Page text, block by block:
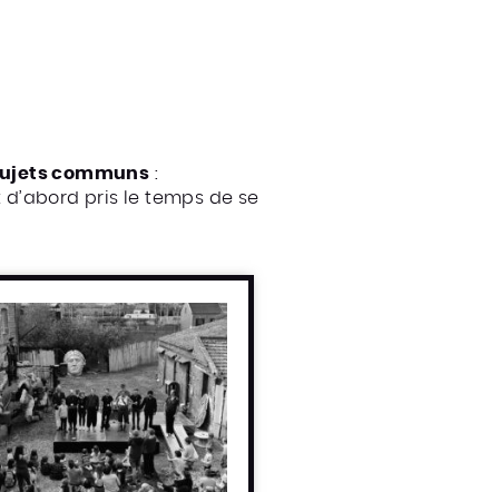
communs :
pris le temps de se